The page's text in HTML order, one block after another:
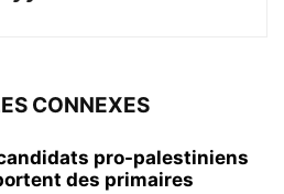
CONNEXES
pro-palestiniens
des primaires